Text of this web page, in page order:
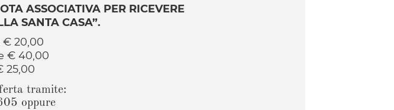
ASSOCIATIVA PER RICEVERE
SANTA CASA”.
20,00
€ 40,00
25,00
tramite:
oppure